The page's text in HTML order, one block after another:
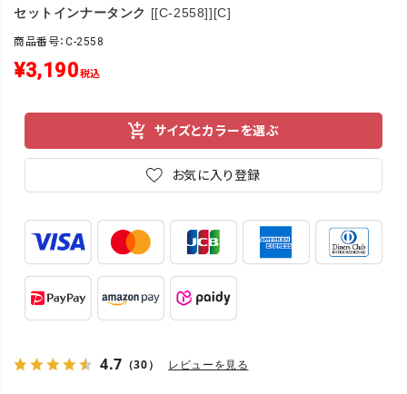
セットインナータンク [[C-2558]][C]
商品番号：C-2558
¥3,190税込
サイズとカラーを選ぶ
お気に入り登録
4.7 （30） レビューを見る